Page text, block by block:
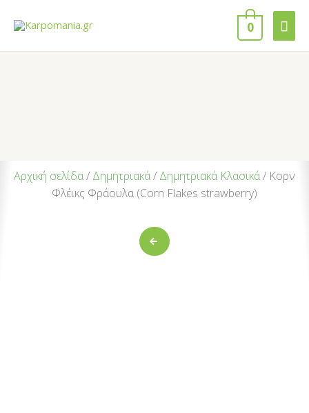
0
Αρχική σελίδα/ Δημητριακά/ Δημητριακά Κλασικά/ Κορν
Φλέικς Φράουλα (Corn Flakes strawberry)